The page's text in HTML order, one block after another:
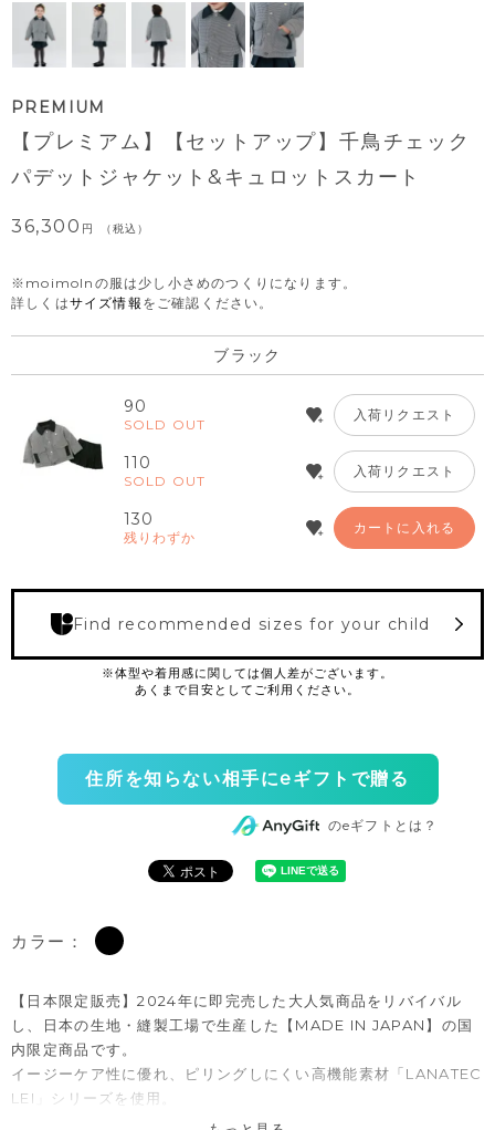
PREMIUM
【プレミアム】【セットアップ】千鳥チェック
パデットジャケット&キュロットスカート
36,300 税込
※moimolnの服は少し小さめのつくりになります。
詳しくはサイズ情報 をご確認ください。
ブラック
90
SOLD OUT
入荷リクエスト
110
SOLD OUT
入荷リクエスト
130
残りわずか
カートに入れる
Find recommended sizes for your child
住所を知らない相手にeギフトで贈る
のeギフトとは？
カラー：
【日本限定販売】2024年に即完売した大人気商品をリバイバル
し、日本の生地・縫製工場で生産した【MADE IN JAPAN】の国
内限定商品です。
イージーケア性に優れ、ピリングしにくい高機能素材「LANATEC
LEI」シリーズを使用。
クラシックな千鳥柄で中肉厚のツイル。